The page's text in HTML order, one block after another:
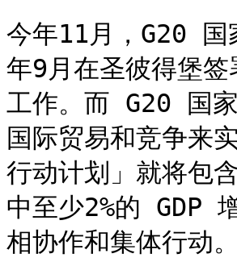
今年11月，G20 国
年9月在圣彼得堡
工作。而 G20 国
国际贸易和竞争来
行动计划」就将包
中至少2%的 GDP
相协作和集体行动。